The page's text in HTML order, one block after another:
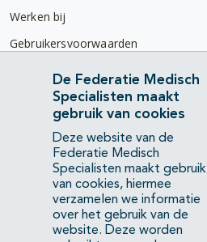
Werken bij
Gebruikersvoorwaarden
Privacyverklaring
Contact
Mercatorlaan 1200
3528 BL Utrecht
(088) 505 34 34
info@richtlijnendatabase.nl
De Federatie Medisch
Specialisten maakt
gebruik van cookies
Deze website van de
Federatie Medisch
Specialisten maakt gebruik
van cookies, hiermee
verzamelen we informatie
over het gebruik van de
website. Deze worden